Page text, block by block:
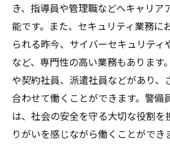
き、指導員や管理職などへキャリア
能です。また、セキュリティ業務に
られる昨今、サイバーセキュリティ
など、専門性の高い業務もあります
や契約社員、派遣社員などがあり、
合わせて働くことができます。警備
は、社会の安全を守る大切な役割を
りがいを感じながら働くことができ